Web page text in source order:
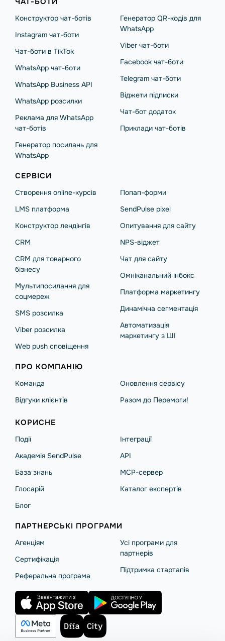
Конструктор чат-ботів
Instagram чат-боти
Чат-боти в TikTok
WhatsApp чат-боти
WhatsApp Business API
WhatsApp розсилки
Реклама для WhatsApp
чат-ботів
Генератор посилань для
WhatsApp
Генератор QR-кодів для
WhatsApp
Viber чат-боти
Facebook чат-боти
Telegram чат-боти
Віджети підписки
Чат-бот додаток
Приклади чат-ботів
СЕРВІСИ
Створення online-курсів
LMS платформа
Конструктор лендінгів
CRM
CRM для товарного
бізнесу
Мультипосилання для
соцмереж
SMS розсилка
Viber розсилка
Web push сповіщення
Попап-форми
SendPulse pixel
Опитування для сайту
NPS-віджет
Чат для сайту
Омніканальний інбокс
Платформа маркетингу
Динамічна сегментація
Автоматизація
маркетингу з ШІ
ПРО КОМПАНІЮ
Команда
Відгуки клієнтів
Оновлення сервісу
Разом до Перемоги!
КОРИСНЕ
Події
Академія SendPulse
База знань
Глосарій
Блог
Інтеграції
API
MCP-сервер
Каталог експертів
ПАРТНЕРСЬКІ ПРОГРАМИ
Агенціям
Сертифікація
Реферальна програма
Усі програми для
партнерів
Підтримка стартапів